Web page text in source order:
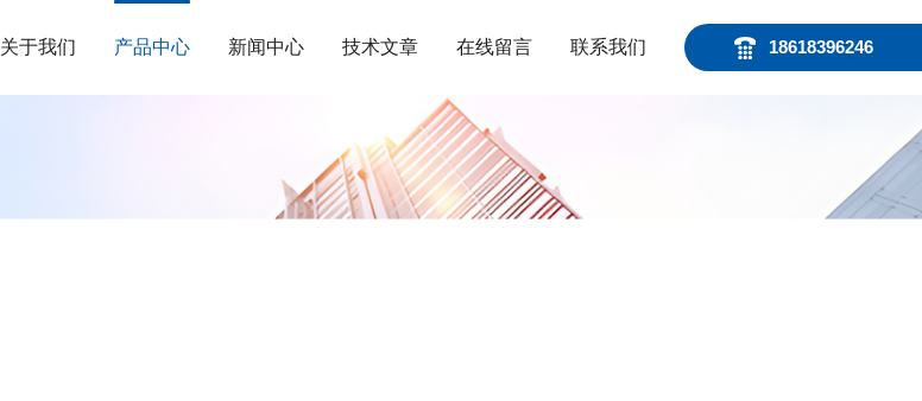
18618396246
关于我们 产品中心 新闻中心 技术文章 在线留言 联系我们